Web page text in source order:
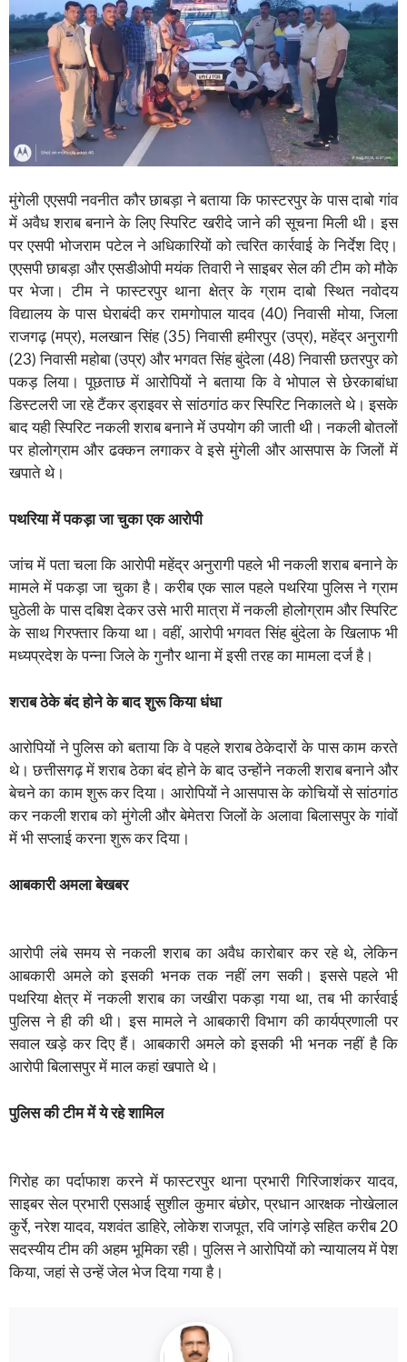
मुंगेली एएसपी नवनीत कौर छाबड़ा ने बताया कि फास्टरपुर के पास दाबो गांव
में अवैध शराब बनाने के लिए स्पिरिट खरीदे जाने की सूचना मिली थी। इस
पर एसपी भोजराम पटेल ने अधिकारियों को त्वरित कार्रवाई के निर्देश दिए।
एएसपी छाबड़ा और एसडीओपी मयंक तिवारी ने साइबर सेल की टीम को मौके
पर भेजा। टीम ने फास्टरपुर थाना क्षेत्र के ग्राम दाबो स्थित नवोदय
विद्यालय के पास घेराबंदी कर रामगोपाल यादव (40) निवासी मोया, जिला
राजगढ़ (मप्र), मलखान सिंह (35) निवासी हमीरपुर (उप्र), महेंद्र अनुरागी
(23) निवासी महोबा (उप्र) और भगवत सिंह बुंदेला (48) निवासी छतरपुर को
पकड़ लिया। पूछताछ में आरोपियों ने बताया कि वे भोपाल से छेरकाबांधा
डिस्टलरी जा रहे टैंकर ड्राइवर से सांठगांठ कर स्पिरिट निकालते थे। इसके
बाद यही स्पिरिट नकली शराब बनाने में उपयोग की जाती थी। नकली बोतलों
पर होलोग्राम और ढक्कन लगाकर वे इसे मुंगेली और आसपास के जिलों में
खपाते थे।
पथरिया में पकड़ा जा चुका एक आरोपी
जांच में पता चला कि आरोपी महेंद्र अनुरागी पहले भी नकली शराब बनाने के
मामले में पकड़ा जा चुका है। करीब एक साल पहले पथरिया पुलिस ने ग्राम
घुठेली के पास दबिश देकर उसे भारी मात्रा में नकली होलोग्राम और स्पिरिट
के साथ गिरफ्तार किया था। वहीं, आरोपी भगवत सिंह बुंदेला के खिलाफ भी
मध्यप्रदेश के पन्ना जिले के गुनौर थाना में इसी तरह का मामला दर्ज है।
शराब ठेके बंद होने के बाद शुरू किया धंधा
आरोपियों ने पुलिस को बताया कि वे पहले शराब ठेकेदारों के पास काम करते
थे। छत्तीसगढ़ में शराब ठेका बंद होने के बाद उन्होंने नकली शराब बनाने और
बेचने का काम शुरू कर दिया। आरोपियों ने आसपास के कोचियों से सांठगांठ
कर नकली शराब को मुंगेली और बेमेतरा जिलों के अलावा बिलासपुर के गांवों
में भी सप्लाई करना शुरू कर दिया।
आबकारी अमला बेखबर
आरोपी लंबे समय से नकली शराब का अवैध कारोबार कर रहे थे, लेकिन
आबकारी अमले को इसकी भनक तक नहीं लग सकी। इससे पहले भी
पथरिया क्षेत्र में नकली शराब का जखीरा पकड़ा गया था, तब भी कार्रवाई
पुलिस ने ही की थी। इस मामले ने आबकारी विभाग की कार्यप्रणाली पर
सवाल खड़े कर दिए हैं। आबकारी अमले को इसकी भी भनक नहीं है कि
आरोपी बिलासपुर में माल कहां खपाते थे।
पुलिस की टीम में ये रहे शामिल
गिरोह का पर्दाफाश करने में फास्टरपुर थाना प्रभारी गिरिजाशंकर यादव,
साइबर सेल प्रभारी एसआई सुशील कुमार बंछोर, प्रधान आरक्षक नोखेलाल
कुर्रे, नरेश यादव, यशवंत डाहिरे, लोकेश राजपूत, रवि जांगड़े सहित करीब 20
सदस्यीय टीम की अहम भूमिका रही। पुलिस ने आरोपियों को न्यायालय में पेश
किया, जहां से उन्हें जेल भेज दिया गया है।